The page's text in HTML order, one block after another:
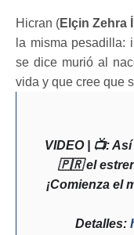
Hicran (Elçin Zehra
la misma pesadilla:
se dice murió al
vida y que cree que
VIDEO | 📺:
🇵🇷 el
¡Comienza el
Detalles: